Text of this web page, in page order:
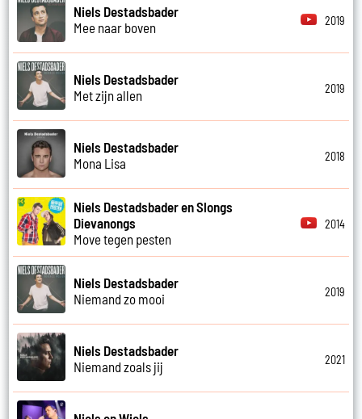
Niels Destadsbader
Mee naar boven
2019
Niels Destadsbader
Met zijn allen
2019
Niels Destadsbader
Mona Lisa
2018
Niels Destadsbader en Slongs
Dievanongs
Move tegen pesten
2014
Niels Destadsbader
Niemand zo mooi
2019
Niels Destadsbader
Niemand zoals jij
2021